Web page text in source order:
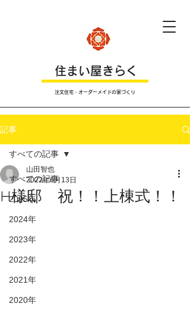
​住まい屋きらく
注文住宅・オーダーメイドの家づくり
記事
すべての記事
2025年
2024年
2023年
2022年
2021年
2020年
すべての記事
H様邸 祝！！上棟式！！
山田智也
2022年6月13日